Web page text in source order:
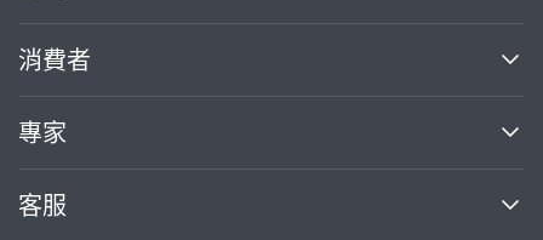
關於我們
部落格
加入我們
消費者
買服務
熱門服務
專家
案件中心
客服